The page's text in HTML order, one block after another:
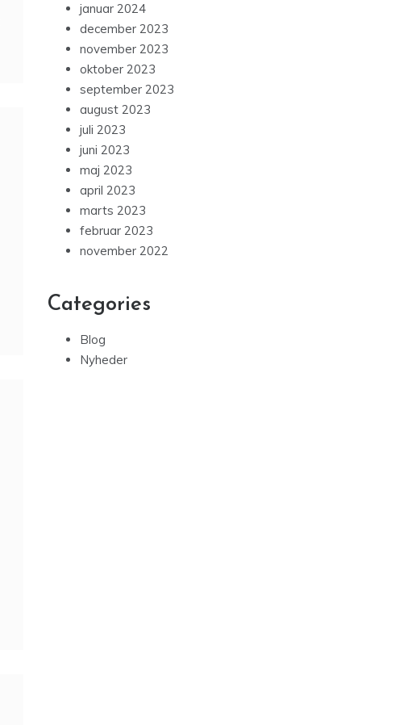
januar 2024
december 2023
november 2023
oktober 2023
september 2023
august 2023
juli 2023
juni 2023
maj 2023
april 2023
marts 2023
februar 2023
november 2022
Categories
Blog
Nyheder